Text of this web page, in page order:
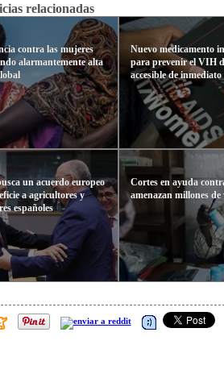
relacionadas
contra las mujeres
alarmantemente alta
un acuerdo europeo
a agricultores y
españoles
Nuevo medicamento
para prevenir el VIH
accesible de inmediato
Cortes en ayuda
amenazan millones de